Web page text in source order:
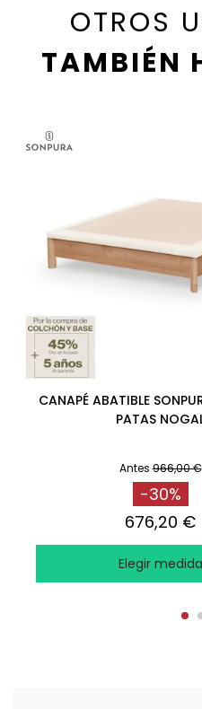
OTROS
TAMBIÉN
CANAPÉ ABATIBLE
PATAS
Antes 966,00 €
-30%
676,20 €
Elegir medida